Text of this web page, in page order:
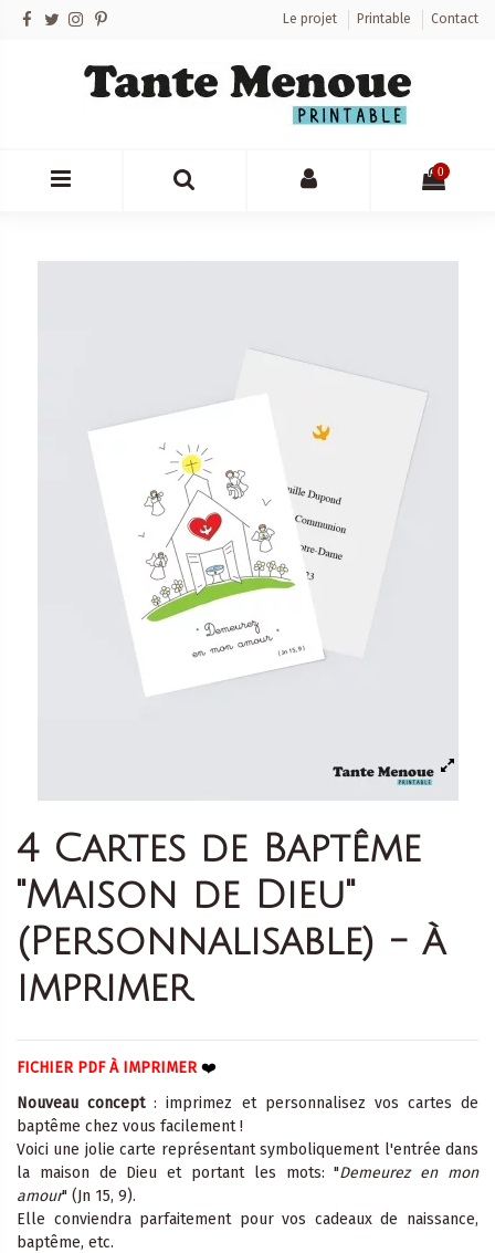
Le projet Printable Contact
0
4 Cartes de Baptême
"Maison de Dieu"
(Personnalisable) - à
imprimer
FICHIER PDF À IMPRIMER❤️
Nouveau concept: imprimez et personnalisez vos cartes de
baptême chez vous facilement !
Voici une jolie carte représentant symboliquement l'entrée dans
la maison de Dieu et portant les mots: "Demeurez en mon
amour" (Jn 15, 9).
Elle conviendra parfaitement pour vos cadeaux de naissance,
baptême, etc.